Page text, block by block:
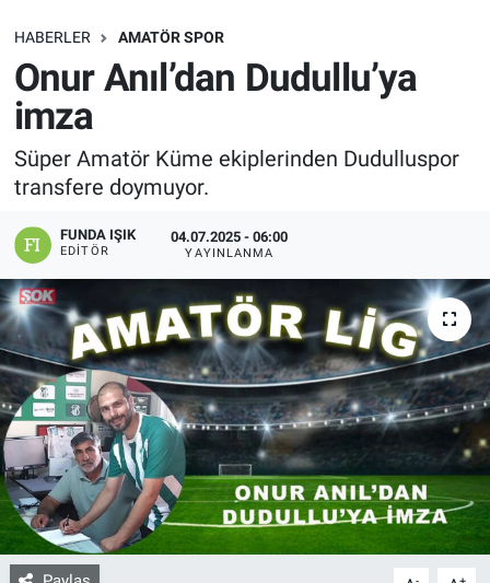
HABERLER AMATÖR SPOR
Onur Anıl’dan Dudullu’ya
imza
Süper Amatör Küme ekiplerinden Dudulluspor
transfere doymuyor.
FUNDA IŞIK
EDITÖR
04.07.2025 - 06:00
YAYINLANMA
SAĞLIK
EKONOMİ
EĞİTİM
ÖZEL HABER
ASTROLOJİ
MANŞET
RESMİ İLANLAR
İLAN
Bize ulaşın